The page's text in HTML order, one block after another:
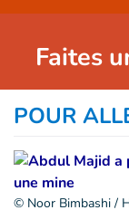
Faites
POUR
© Noor Bimbashi /